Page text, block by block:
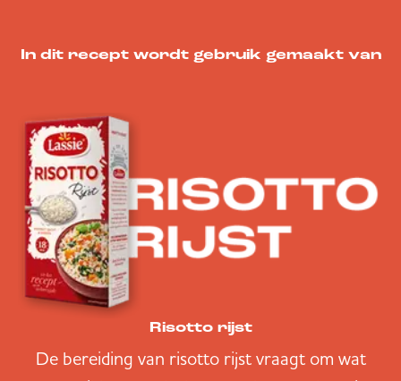
In dit recept wordt gebruik gemaakt van
Risotto rijst
De bereiding van risotto rijst vraagt om wat